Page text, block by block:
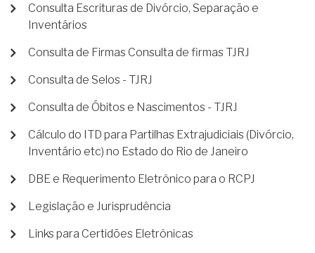
Consulta Escrituras de Divórcio, Separação e
Inventários
Consulta de Firmas Consulta de firmas TJRJ
Consulta de Selos - TJRJ
Consulta de Óbitos e Nascimentos - TJRJ
Cálculo do ITD para Partilhas Extrajudiciais (Divórcio,
Inventário etc) no Estado do Rio de Janeiro
DBE e Requerimento Eletrônico para o RCPJ
Legislação e Jurisprudência
Links para Certidões Eletrônicas